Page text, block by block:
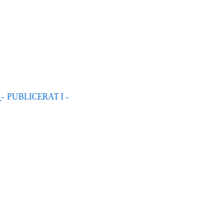
PUBLICERAT I